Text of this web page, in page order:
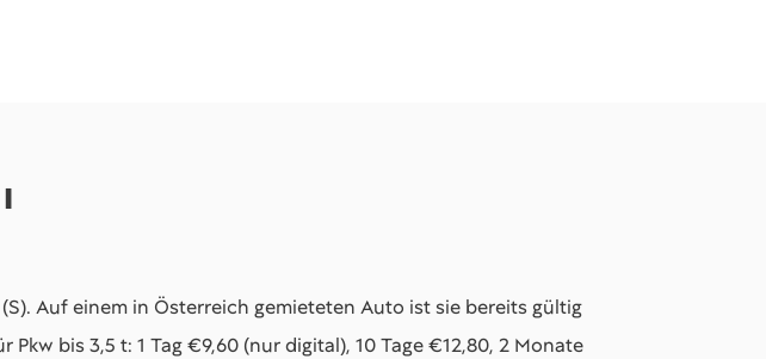
Auf einem in Österreich gemieteten Auto ist sie bereits gültig
bis 3,5 t: 1 Tag €9,60 (nur digital), 10 Tage €12,80, 2 Monate